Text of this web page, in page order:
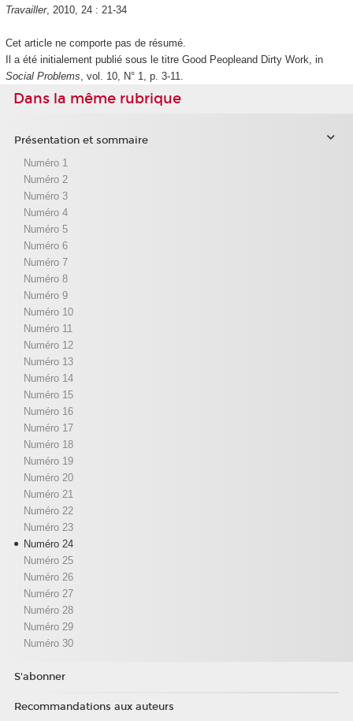
Travailler, 2010, 24 : 21-34
Cet article ne comporte pas de résumé.
Il a été initialement publié sous le titre Good Peopleand Dirty Work, in
Social Problems , vol. 10, N° 1, p. 3-11.
Dans la même rubrique
Présentation et sommaire
Numéro 1
Numéro 2
Numéro 3
Numéro 4
Numéro 5
Numéro 6
Numéro 7
Numéro 8
Numéro 9
Numéro 10
Numéro 11
Numéro 12
Numéro 13
Numéro 14
Numéro 15
Numéro 16
Numéro 17
Numéro 18
Numéro 19
Numéro 20
Numéro 21
Numéro 22
Numéro 23
Numéro 24
Numéro 25
Numéro 26
Numéro 27
Numéro 28
Numéro 29
Numéro 30
S'abonner
Recommandations aux auteurs